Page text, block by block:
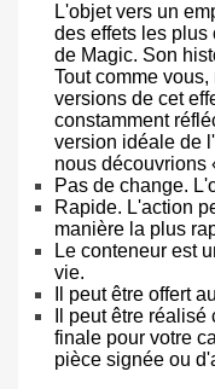
L'objet vers un
des effets les plus
de Magic. Son
Tout comme
versions de cet
constamment
version idéale de
nous découvrions
Pas de change.
Rapide. L'action
manière la plus
Le conteneur est
vie.
Il peut être offert
Il peut être
finale pour votre
pièce signée ou